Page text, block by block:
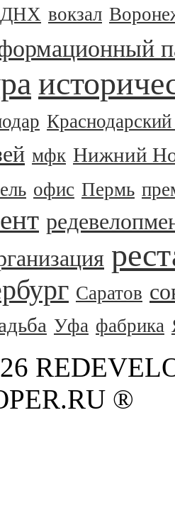
вокзал
мфк Нижний
офис Пермь
Саратов
Уфа фабрика
®